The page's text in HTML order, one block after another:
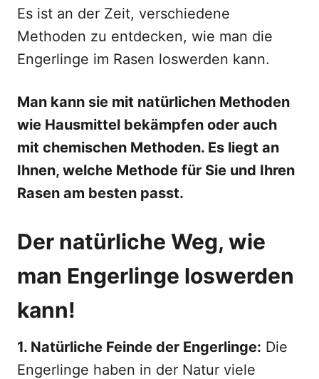
Es ist an der Zeit, verschiedene
Methoden zu entdecken, wie man die
Engerlinge im Rasen loswerden kann.
Man kann sie mit natürlichen Methoden
wie Hausmittel bekämpfen oder auch
mit chemischen Methoden. Es liegt an
Ihnen, welche Methode für Sie und Ihren
Rasen am besten passt.
Der natürliche Weg, wie
man Engerlinge loswerden
kann!
1. Natürliche Feinde der Engerlinge: Die
Engerlinge haben in der Natur viele